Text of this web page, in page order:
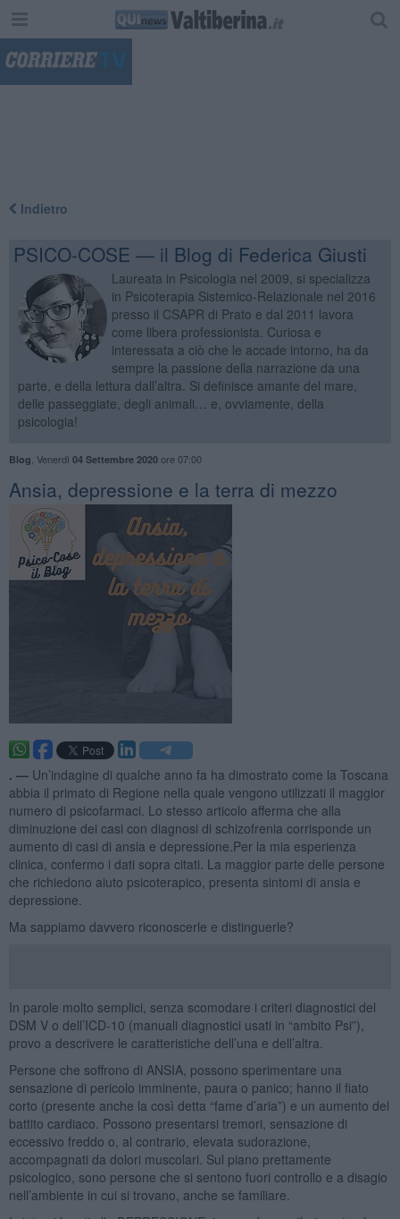
Indietro
PSICO-COSE — il Blog di Federica Giusti
Laureata in Psicologia nel 2009, si specializza
in Psicoterapia Sistemico-Relazionale nel 2016
presso il CSAPR di Prato e dal 2011 lavora
come libera professionista. Curiosa e
interessata a ciò che le accade intorno, ha da
sempre la passione della narrazione da una
parte, e della lettura dall’altra. Si definisce amante del mare,
delle passeggiate, degli animali… e, ovviamente, della
psicologia!
Blog Venerdì 04 Settembre 2020ore 07:00
Ansia, depressione e la terra di mezzo
. — Un’indagine di qualche anno fa ha dimostrato come la Toscana
abbia il primato di Regione nella quale vengono utilizzati il maggior
numero di psicofarmaci. Lo stesso articolo afferma che alla
diminuzione dei casi con diagnosi di schizofrenia corrisponde un
aumento di casi di ansia e depressione.Per la mia esperienza
clinica, confermo i dati sopra citati. La maggior parte delle persone
che richiedono aiuto psicoterapico, presenta sintomi di ansia e
depressione.
Ma sappiamo davvero riconoscerle e distinguerle?
In parole molto semplici, senza scomodare i criteri diagnostici del
DSM V o dell’ICD-10 (manuali diagnostici usati in “ambito Psi”),
provo a descrivere le caratteristiche dell’una e dell’altra.
Persone che soffrono di ANSIA, possono sperimentare una
sensazione di pericolo imminente, paura o panico; hanno il fiato
corto (presente anche la così detta “fame d’aria”) e un aumento del
battito cardiaco. Possono presentarsi tremori, sensazione di
eccessivo freddo o, al contrario, elevata sudorazione,
accompagnati da dolori muscolari. Sul piano prettamente
psicologico, sono persone che si sentono fuori controllo e a disagio
nell’ambiente in cui si trovano, anche se familiare.